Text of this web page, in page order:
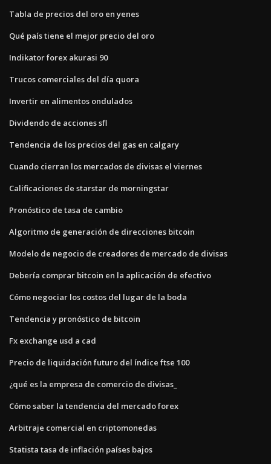
Tabla de precios del oro en yenes
Qué país tiene el mejor precio del oro
Indikator forex akurasi 90
Trucos comerciales del día quora
Invertir en alimentos ondulados
Dividendo de acciones sfl
Tendencia de los precios del gas en calgary
Cuando cierran los mercados de divisas el viernes
Calificaciones de starstar de morningstar
Pronóstico de tasa de cambio
Algoritmo de generación de direcciones bitcoin
Modelo de negocio de creadores de mercado de divisas
Debería comprar bitcoin en la aplicación de efectivo
Cómo negociar los costos del lugar de la boda
Tendencia y pronóstico de bitcoin
Fx exchange usd a cad
Precio de liquidación futuro del índice ftse 100
¿qué es la empresa de comercio de divisas_
Cómo saber la tendencia del mercado forex
Arbitraje comercial en criptomonedas
Statista tasa de inflación países bajos